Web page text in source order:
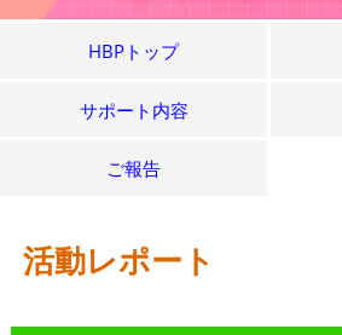
HBPトップ
サポート内容
ご報告
活動レポート